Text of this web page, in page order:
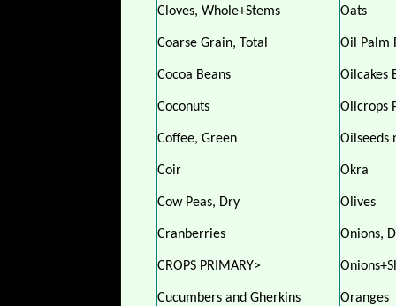
Cloves, Whole+Stems
Coarse Grain, Total
Cocoa Beans
Coconuts
Coffee, Green
Coir
Cow Peas, Dry
Cranberries
CROPS PRIMARY>
Cucumbers and Gherkins
Oats
Oil Palm
Oilcakes
Oilcrops
Oilseeds
Okra
Olives
Onions,
Oranges